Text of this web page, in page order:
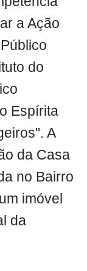
a Ação
do
Espírita
A
da Casa
no Bairro
imóvel
da